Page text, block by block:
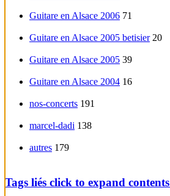
Guitare en Alsace 2006 71
Guitare en Alsace 2005 betisier 20
Guitare en Alsace 2005 39
Guitare en Alsace 2004 16
nos-concerts 191
marcel-dadi 138
autres 179
Tags liés click to expand contents